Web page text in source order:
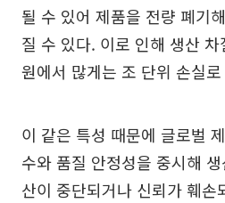
될 수 있어 제품을 전량 폐기
질 수 있다. 이로 인해 생산
원에서 많게는 조 단위 손실
이 같은 특성 때문에 글로벌
수와 품질 안정성을 중시해
산이 중단되거나 신뢰가 훼손